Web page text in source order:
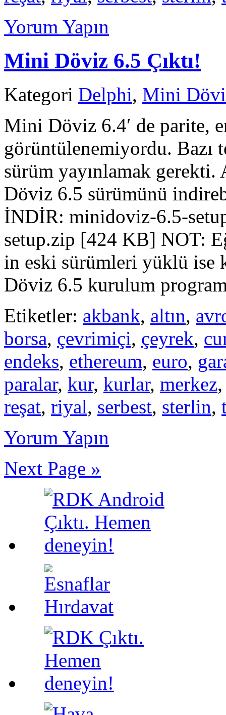
Yorum Yapın
Mini Döviz 6.5 Çıktı!
Kategori Delphi, Mini
Mini Döviz 6.4′ de parite,
görüntülenemiyordu.
sürüm yayınlamak gerekti.
Döviz 6.5 sürümünü
İNDİR: minidoviz-6.5-
setup.zip [424 KB] NOT:
in eski sürümleri yüklü ise
Döviz 6.5 kurulum
Etiketler: akbank, altın,
borsa, çevrimiçi, çeyrek,
endeks, ethereum, euro,
paralar, kur, kurlar, merkez
reşat, riyal, serbest, sterlin,
Yorum Yapın
Next Page »